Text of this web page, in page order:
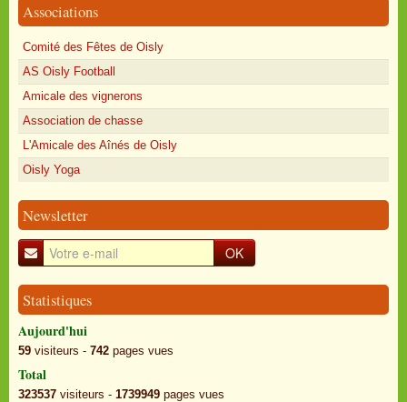
Associations
Comité des Fêtes de Oisly
AS Oisly Football
Amicale des vignerons
Association de chasse
L'Amicale des Aînés de Oisly
Oisly Yoga
Newsletter
OK
Statistiques
Aujourd'hui
59 visiteurs - 742 pages vues
Total
323537 visiteurs - 1739949 pages vues